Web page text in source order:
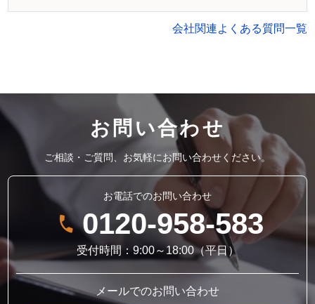
会社関連よくある質問一覧
お問い合わせ
ご相談・ご質問、お気軽にお問い合わせください。
お電話でのお問い合わせ
0120-958-583
受付時間：9:00～18:00（平日）
メールでのお問い合わせ